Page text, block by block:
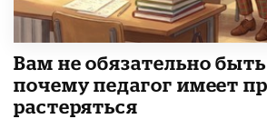
​Вам не обязательно
почему педагог имеет
растеряться